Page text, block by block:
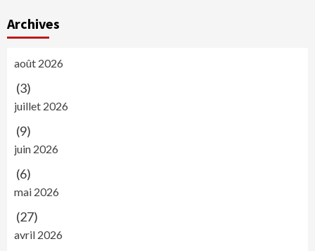
Archives
août 2026
(3)
juillet 2026
(9)
juin 2026
(6)
mai 2026
(27)
avril 2026